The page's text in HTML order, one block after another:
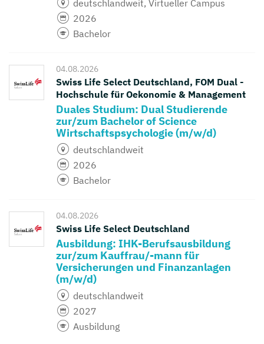
deutschlandweit, Virtueller Campus
2026
Bachelor
04.08.2026
Swiss Life Select Deutschland, FOM Dual -
Hochschule für Oekonomie & Management
Duales Studium: Dual Studierende
zur/zum Bachelor of Science
Wirtschaftspsychologie (m/w/d)
deutschlandweit
2026
Bachelor
04.08.2026
Swiss Life Select Deutschland
Ausbildung: IHK-Berufsausbildung
zur/zum Kauffrau/-mann für
Versicherungen und Finanzanlagen
(m/w/d)
deutschlandweit
2027
Ausbildung